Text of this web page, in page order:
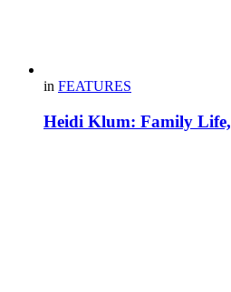
in FEATURES
Heidi Klum: Family